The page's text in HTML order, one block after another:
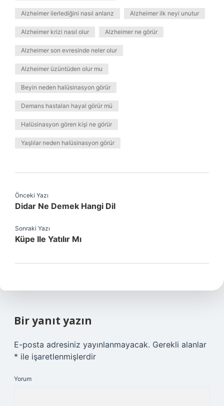
Alzheimer ilerlediğini nasıl anlarız Alzheimer ilk neyi unutur
Alzheimer krizi nasıl olur Alzheimer ne görür
Alzheimer son evresinde neler olur
Alzheimer üzüntüden olur mu
Beyin neden halüsinasyon görür
Demans hastaları hayal görür mü
Halüsinasyon gören kişi ne görür
Yaşlılar neden halüsinasyon görür
Önceki Yazı
Didar Ne Demek Hangi Dil
Sonraki Yazı
Küpe Ile Yatılır Mı
Bir yanıt yazın
E-posta adresiniz yayınlanmayacak. Gerekli alanlar
* ile işaretlenmişlerdir
Yorum